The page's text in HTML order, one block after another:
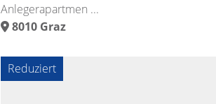
Anlegerapartmen ...
8010 Graz
Reduziert